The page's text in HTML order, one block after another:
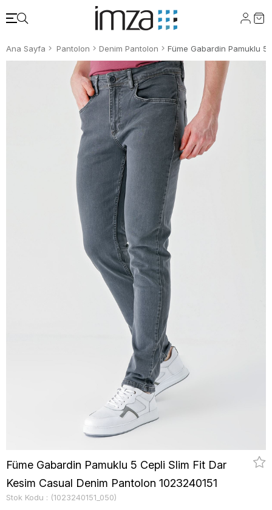
Ana Sayfa Pantolon Denim Pantolon
Füme Gabardin Pamuklu 5 Cepli Slim Fit Dar
Kesim Casual Denim Pantolon 1023240151
Stok Kodu (1023240151_050)